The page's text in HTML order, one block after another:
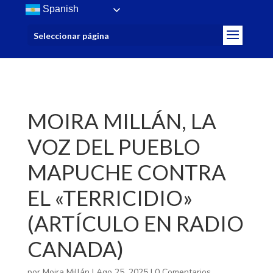
Seleccionar página
MOIRA MILLÁN, LA
VOZ DEL PUEBLO
MAPUCHE CONTRA
EL «TERRICIDIO»
(ARTÍCULO EN RADIO
CANADA)
Spanish